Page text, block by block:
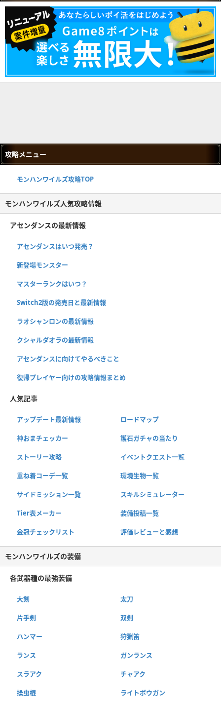
攻略メニュー
モンハンワイルズ攻略TOP
モンハンワイルズ人気攻略情報
アセンダンスの最新情報
アセンダンスはいつ発売？
新登場モンスター
マスターランクはいつ？
Switch2版の発売日と最新情報
ラオシャンロンの最新情報
クシャルダオラの最新情報
アセンダンスに向けてやるべきこと
復帰プレイヤー向けの攻略情報まとめ
人気記事
アップデート最新情報 ロードマップ
神おまチェッカー 護石ガチャの当たり
ストーリー攻略 イベントクエスト一覧
重ね着コーデ一覧 環境生物一覧
サイドミッション一覧 スキルシミュレーター
Tier表メーカー 装備投稿一覧
金冠チェックリスト 評価レビューと感想
モンハンワイルズの装備
各武器種の最強装備
大剣 太刀
片手剣 双剣
ハンマー 狩猟笛
ランス ガンランス
スラアク チャアク
操虫棍 ライトボウガン